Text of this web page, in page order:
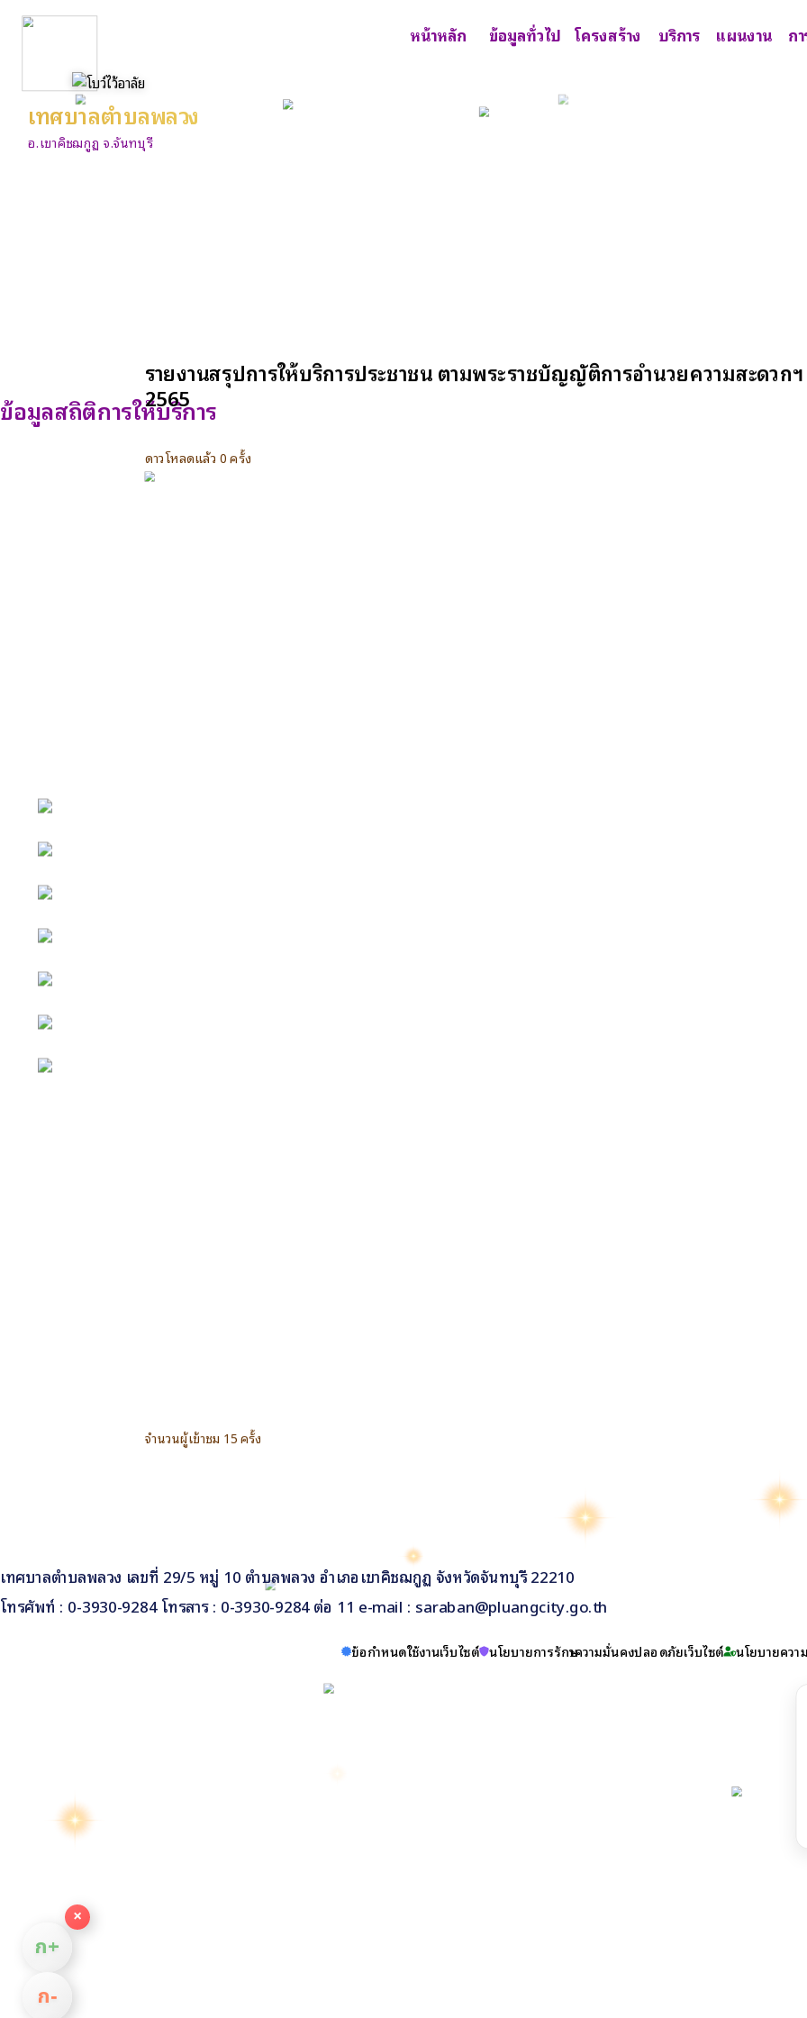
เทศบาลตำบลพลวง
อ.เขาคิชฌกูฏ จ.จันทบุรี
หน้าหลัก ข้อมูลทั่วไป โครงสร้าง บริการ แผนงาน ก
ข้อมูลสถิติการให้บริการ
รายงานสรุปการให้บริการประชาชน ตามพระราชบัญญัติการอำนวยความสะดวก
2565
ดาวโหลดแล้ว 0 ครั้ง
จำนวนผู้เข้าชม 15 ครั้ง
เทศบาลตำบลพลวง เลขที่ 29/5 หมู่ 10 ตำบลพลวง อำเภอเขาคิชฌกูฏ จังหวัดจันทบุรี 22210
โทรศัพท์ : 0-3930-9284 โทรสาร : 0-3930-9284 ต่อ 11 e-mail : saraban@pluangcity.go.th
ข้อกำหนดใช้งานเว็บไซต์ นโยบายการรักษาความมั่นคงปลอดภัยเว็บไซต์ นโยบายควา
×
ก+
ก−